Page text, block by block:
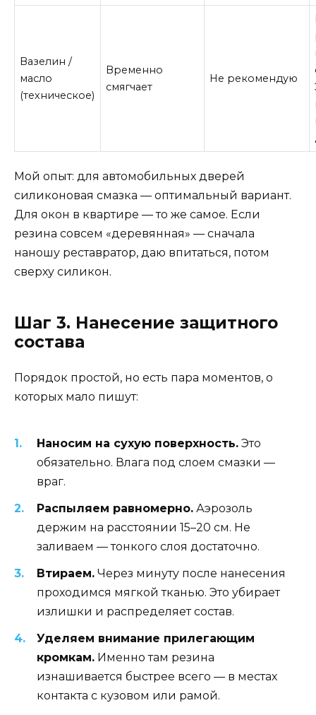
Вазелин /
масло
(техническое)
Временно
смягчает
Не рекомендую
Мой опыт: для автомобильных дверей
силиконовая смазка — оптимальный вариант.
Для окон в квартире — то же самое. Если
резина совсем «деревянная» — сначала
наношу реставратор, даю впитаться, потом
сверху силикон.
Шаг 3. Нанесение защитного
состава
Порядок простой, но есть пара моментов, о
которых мало пишут:
Наносим на сухую поверхность. Это
обязательно. Влага под слоем смазки —
враг.
Распыляем равномерно. Аэрозоль
держим на расстоянии 15–20 см. Не
заливаем — тонкого слоя достаточно.
Втираем. Через минуту после нанесения
проходимся мягкой тканью. Это убирает
излишки и распределяет состав.
Уделяем внимание прилегающим
кромкам. Именно там резина
изнашивается быстрее всего — в местах
контакта с кузовом или рамой.